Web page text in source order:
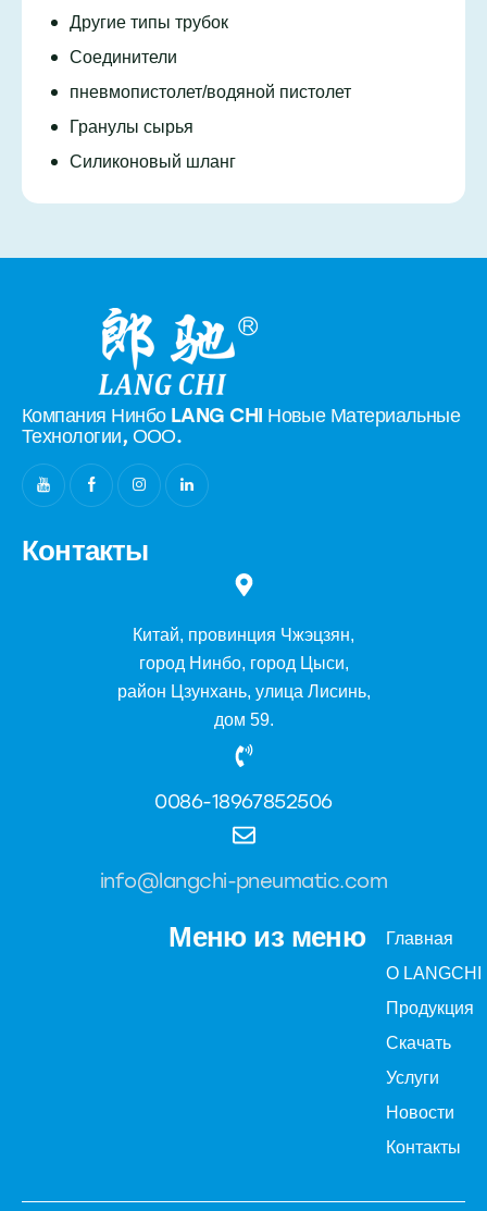
Другие типы трубок
Соединители
пневмопистолет/водяной пистолет
Гранулы сырья
Силиконовый шланг
Компания Нинбо LANG CHI Новые Материальные
Технологии, ООО.
Контакты
Китай, провинция Чжэцзян,
город Нинбо, город Цыси,
район Цзунхань, улица Лисинь,
дом 59.
0086-18967852506
info@langchi-pneumatic.com
Меню из меню
Главная
О LANGCHI
Продукция
Скачать
Услуги
Новости
Контакты